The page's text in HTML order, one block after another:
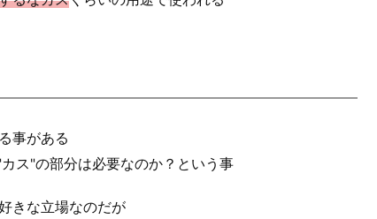
事がある
ス"の部分は必要なのか？という事
きな立場なのだが